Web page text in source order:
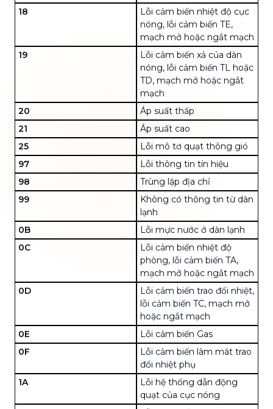
18
Lỗi cảm biến nhiệt độ cục
nóng, lỗi cảm biến TE,
mạch mở hoặc ngắt mạch
19
Lỗi cảm biến xả của dàn
nóng, lỗi cảm biến TL hoặc
TD, mạch mở hoặc ngắt
mạch
20
Áp suất thấp
21
Áp suất cao
25
Lỗi mô tơ quạt thông gió
97
Lỗi thông tin tín hiệu
98
Trùng lặp địa chỉ
99
Không có thông tin từ dàn
lạnh
0B
Lỗi mực nước ở dàn lạnh
0C
Lỗi cảm biến nhiệt độ
phòng, lỗi cảm biến TA,
mạch mở hoặc ngắt mạch
0D
Lỗi cảm biến trao đổi nhiệt,
lỗi cảm biến TC, mạch mở
hoặc ngắt mạch
0E
Lỗi cảm biến Gas
0F
Lỗi cảm biến làm mát trao
đổi nhiệt phụ
1A
Lỗi hệ thống dẫn động
quạt của cục nóng